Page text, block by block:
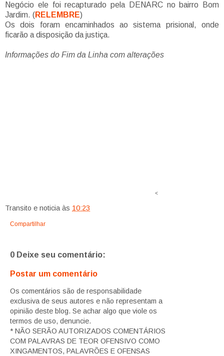
Negócio ele foi recapturado pela DENARC no bairro Bom
Jardim. (RELEMBRE)
Os dois foram encaminhados ao sistema prisional, onde
ficarão a disposição da justiça.
Informações do Fim da Linha com alterações
<
Transito e noticia às 10:23
Compartilhar
0 Deixe seu comentário:
Postar um comentário
Os comentários são de responsabilidade
exclusiva de seus autores e não representam a
opinião deste blog. Se achar algo que viole os
termos de uso, denuncie.
* NÃO SERÃO AUTORIZADOS COMENTÁRIOS
COM PALAVRAS DE TEOR OFENSIVO COMO
XINGAMENTOS, PALAVRÕES E OFENSAS